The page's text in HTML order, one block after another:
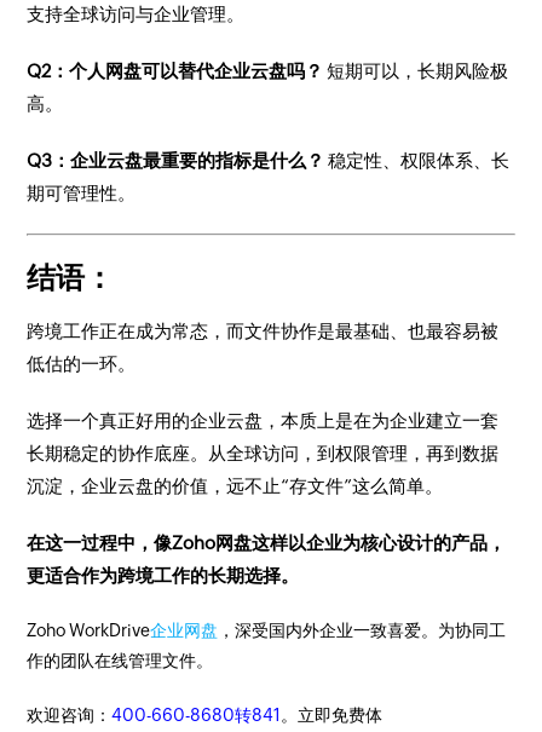
支持全球访问与企业管理。
Q2：个人网盘可以替代企业云盘吗？短期可以，长期风险极
高。
Q3：企业云盘最重要的指标是什么？ 稳定性、权限体系、长
期可管理性。
结语：
跨境工作正在成为常态，而文件协作是最基础、也最容易被
低估的一环。
选择一个真正好用的企业云盘，本质上是在为企业建立一套
长期稳定的协作底座。从全球访问，到权限管理，再到数据
沉淀，企业云盘的价值，远不止“存文件”这么简单。
在这一过程中，像Zoho网盘这样以企业为核心设计的产品，
更适合作为跨境工作的长期选择。
Zoho WorkDrive企业网盘 ，深受国内外企业一致喜爱。为协同工
作的团队在线管理文件。
欢迎咨询：400-660-8680转841 。立即免费体